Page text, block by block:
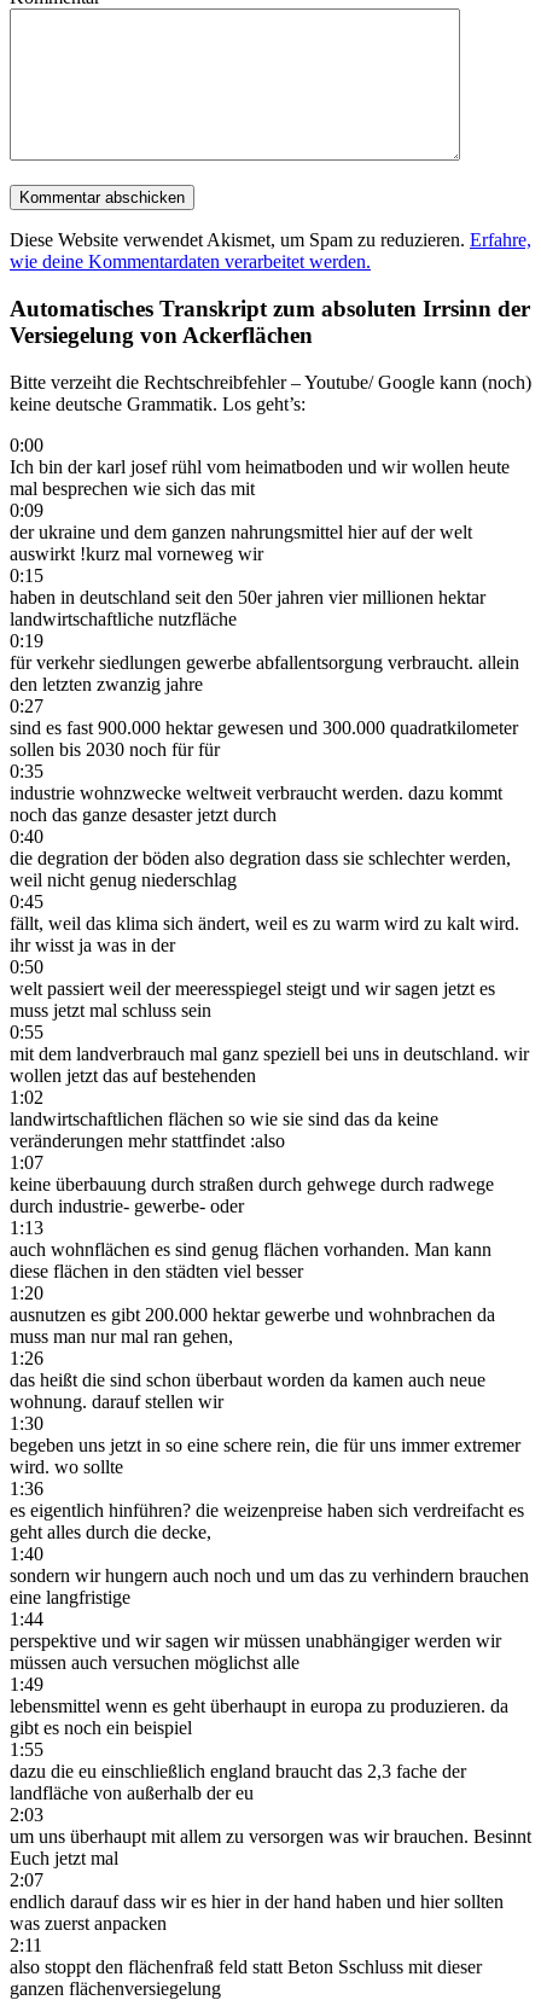
Diese Website verwendet Akismet, um Spam zu reduzieren. Erfahre,
wie deine Kommentardaten verarbeitet werden.
Automatisches Transkript zum absoluten Irrsinn der
Versiegelung von Ackerflächen
Bitte verzeiht die Rechtschreibfehler – Youtube/ Google kann (noch)
keine deutsche Grammatik. Los geht’s:
0:00
Ich bin der karl josef rühl vom heimatboden und wir wollen heute
mal besprechen wie sich das mit
0:09
der ukraine und dem ganzen nahrungsmittel hier auf der welt
auswirkt !kurz mal vorneweg wir
0:15
haben in deutschland seit den 50er jahren vier millionen hektar
landwirtschaftliche nutzfläche
0:19
für verkehr siedlungen gewerbe abfallentsorgung verbraucht. allein
den letzten zwanzig jahre
0:27
sind es fast 900.000 hektar gewesen und 300.000 quadratkilometer
sollen bis 2030 noch für für
0:35
industrie wohnzwecke weltweit verbraucht werden. dazu kommt
noch das ganze desaster jetzt durch
0:40
die degration der böden also degration dass sie schlechter werden,
weil nicht genug niederschlag
0:45
fällt, weil das klima sich ändert, weil es zu warm wird zu kalt wird.
ihr wisst ja was in der
0:50
welt passiert weil der meeresspiegel steigt und wir sagen jetzt es
muss jetzt mal schluss sein
0:55
mit dem landverbrauch mal ganz speziell bei uns in deutschland. wir
wollen jetzt das auf bestehenden
1:02
landwirtschaftlichen flächen so wie sie sind das da keine
veränderungen mehr stattfindet :also
1:07
keine überbauung durch straßen durch gehwege durch radwege
durch industrie- gewerbe- oder
1:13
auch wohnflächen es sind genug flächen vorhanden. Man kann
diese flächen in den städten viel besser
1:20
ausnutzen es gibt 200.000 hektar gewerbe und wohnbrachen da
muss man nur mal ran gehen,
1:26
das heißt die sind schon überbaut worden da kamen auch neue
wohnung. darauf stellen wir
1:30
begeben uns jetzt in so eine schere rein, die für uns immer extremer
wird. wo sollte
1:36
es eigentlich hinführen? die weizenpreise haben sich verdreifacht es
geht alles durch die decke,
1:40
sondern wir hungern auch noch und um das zu verhindern brauchen
eine langfristige
1:44
perspektive und wir sagen wir müssen unabhängiger werden wir
müssen auch versuchen möglichst alle
1:49
lebensmittel wenn es geht überhaupt in europa zu produzieren. da
gibt es noch ein beispiel
1:55
dazu die eu einschließlich england braucht das 2,3 fache der
landfläche von außerhalb der eu
2:03
um uns überhaupt mit allem zu versorgen was wir brauchen. Besinnt
Euch jetzt mal
2:07
endlich darauf dass wir es hier in der hand haben und hier sollten
was zuerst anpacken
2:11
also stoppt den flächenfraß feld statt Beton Sschluss mit dieser
ganzen flächenversiegelung